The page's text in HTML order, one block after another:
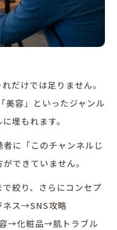
だけでは足りません。
美容」といったジャンル
埋もれます。
に「このチャンネルじ
できていません。
絞り、さらにコンセプ
ネス→SNS攻略
→化粧品→肌トラブル